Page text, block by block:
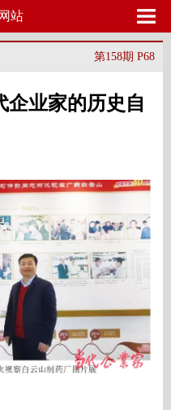
站
第158期 P68
企业家的历史自